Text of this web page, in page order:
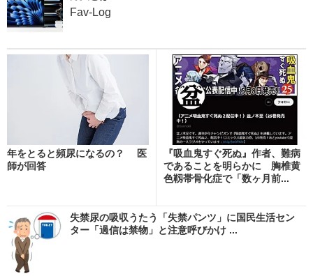
Fav-Log
年をとると頻尿になるの？ 医
師が回答
『吸血鬼すぐ死ぬ』作者、難病
であることを明らかに 胸椎黄
色靱帯骨化症で「数ヶ月前...
失禁尿の吸収うたう「失禁パンツ」に国民生活セン
ター「過信は禁物」と注意呼びかけ ...